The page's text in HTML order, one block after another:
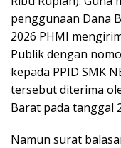
penggunaan Dana
2026 PHMI
Publik dengan
kepada PPID SMK
tersebut diterima
Barat pada tanggal
Namun surat